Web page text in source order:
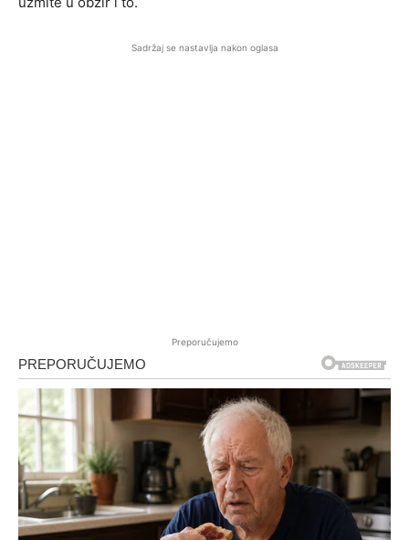
Sadržaj se nastavlja nakon oglasa
Preporučujemo